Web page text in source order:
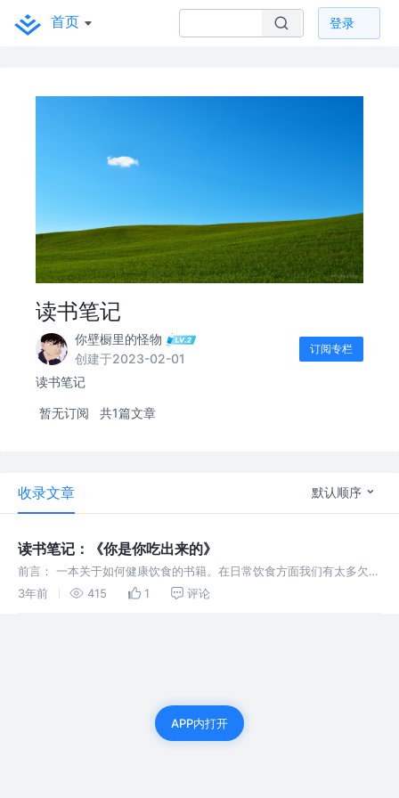
首页 登录
读书笔记
你壁橱里的怪物
创建于2023-02-01
订阅专栏
读书笔记
暂无订阅 共1篇文章
收录文章 默认顺序
读书笔记：《你是你吃出来的》
前言： 一本关于如何健康饮食的书籍。在日常饮食方面我们有太多欠缺
的地方，长期的坏习惯会损害身体健康。 靠着平时的零碎时间终于是读
3年前 415 1 评论
APP内打开